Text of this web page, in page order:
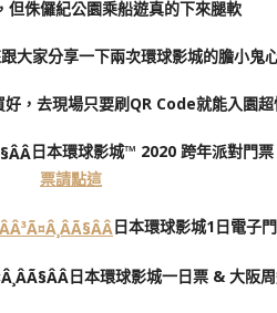
但侏儸紀公園乘船遊真的下來腿軟
大家分享一下兩次環球影城的膽小鬼
，去現場只要刷QR Code就能入園
日本環球影城™ 2020 跨年派對門票
票請點這
日本環球影城1日電子門
日本環球影城一日票 & 大阪周